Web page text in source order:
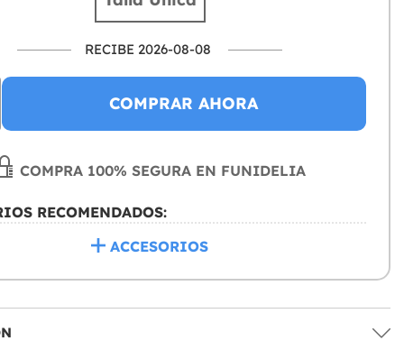
RECIBE 2026-08-08
COMPRAR AHORA
COMPRA 100% SEGURA EN FUNIDELIA
RECOMENDADOS:
ACCESORIOS